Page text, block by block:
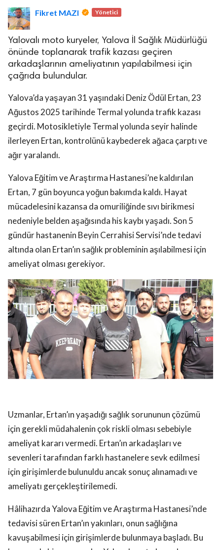
Asayiş
Saklıdır.
Fikret MAZI Yönetici
Yalovalı moto kuryeler, Yalova İl Sağlık Müdürlüğü
önünde toplanarak trafik kazası geçiren
arkadaşlarının ameliyatının yapılabilmesi için
çağrıda bulundular.
Yalova’da yaşayan 31 yaşındaki Deniz Ödül Ertan, 23
Ağustos 2025 tarihinde Termal yolunda trafik kazası
geçirdi. Motosikletiyle Termal yolunda seyir halinde
ilerleyen Ertan, kontrolünü kaybederek ağaca çarptı ve
ağır yaralandı.
Yalova Eğitim ve Araştırma Hastanesi’ne kaldırılan
Ertan, 7 gün boyunca yoğun bakımda kaldı. Hayat
mücadelesini kazansa da omuriliğinde sıvı birikmesi
nedeniyle belden aşağısında his kaybı yaşadı. Son 5
gündür hastanenin Beyin Cerrahisi Servisi’nde tedavi
altında olan Ertan’ın sağlık probleminin aşılabilmesi için
ameliyat olması gerekiyor.
Uzmanlar, Ertan’ın yaşadığı sağlık sorununun çözümü
için gerekli müdahalenin çok riskli olması sebebiyle
ameliyat kararı vermedi. Ertan’ın arkadaşları ve
sevenleri tarafından farklı hastanelere sevk edilmesi
için girişimlerde bulunuldu ancak sonuç alınamadı ve
ameliyatı gerçekleştirilemedi.
Hâlihazırda Yalova Eğitim ve Araştırma Hastanesi’nde
tedavisi süren Ertan’ın yakınları, onun sağlığına
kavuşabilmesi için girişimlerde bulunmaya başladı. Bu